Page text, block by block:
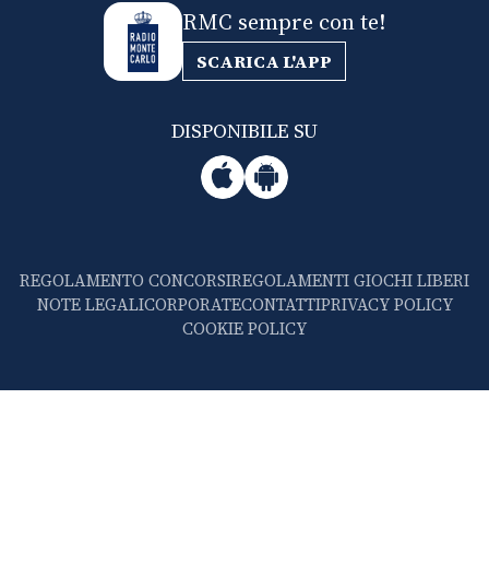
RMC sempre con te!
SCARICA L'APP
DISPONIBILE SU
REGOLAMENTO CONCORSIREGOLAMENTI GIOCHI LIBERI
NOTE LEGALICORPORATECONTATTIPRIVACY POLICY
COOKIE POLICY